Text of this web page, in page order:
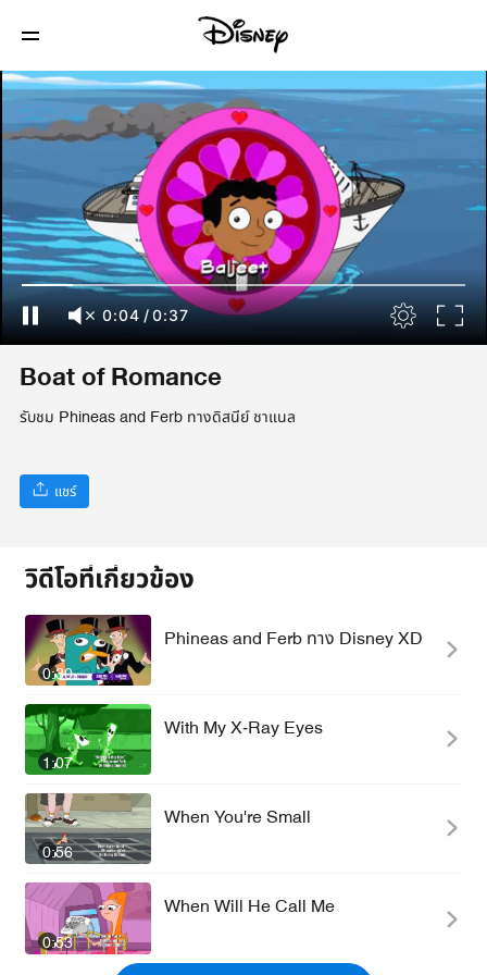
0:04 /0:37
Boat of Romance
รับชม Phineas and Ferb ทางดิสนีย์ ชาแนล
แชร์
วิดีโอที่เกี่ยวข้อง
0:30
Phineas and Ferb ทาง Disney XD
1:07
With My X-Ray Eyes
0:56
When You're Small
0:53
When Will He Call Me